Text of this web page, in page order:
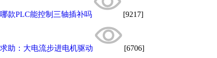
哪款PLC能控制三轴插补吗 [9217]
求助：大电流步进电机驱动 [6706]